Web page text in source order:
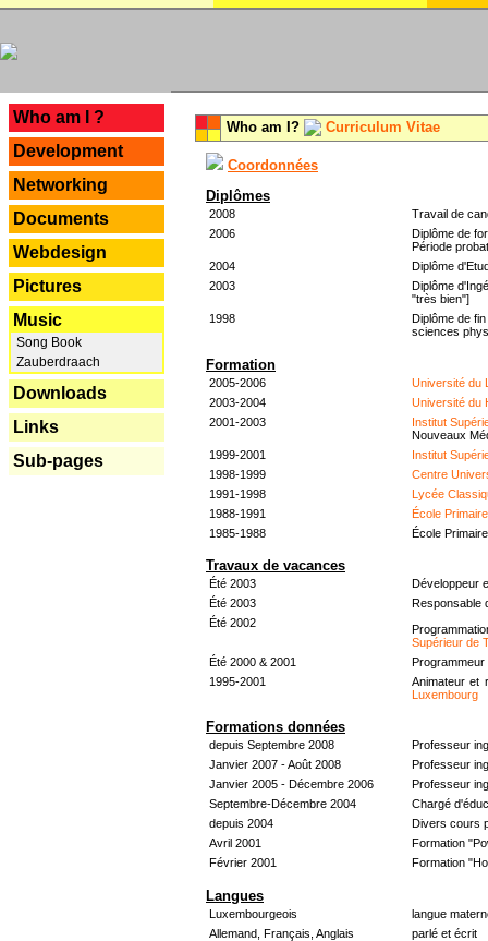
Who am I ?
Development
Networking
Documents
Webdesign
Pictures
Music
Song Book
Zauberdraach
Downloads
Links
Sub-pages
Who am I? Curriculum Vitae
Coordonnées
Diplômes
2008
Travail de
2006
Diplôme de
Période
2004
Diplôme
2003
Diplôme
"très bien"]
1998
Diplôme de
sciences
Formation
2005-2006
Université du
2003-2004
Université du
2001-2003
Institut
Nouveaux
1999-2001
Institut
1998-1999
Centre
1991-1998
Lycée
1988-1991
École
1985-1988
École
Travaux de vacances
Été 2003
Développeur
Été 2003
Responsable
Été 2002
Supérieur de
Été 2000 & 2001
Programmeur
1995-2001
Animateur et
Luxembourg
Formations données
depuis Septembre 2008
Professeur
Janvier 2007 - Août 2008
Professeur
Janvier 2005 - Décembre 2006
Professeur
Septembre-Décembre 2004
Chargé
depuis 2004
Divers cours
Avril 2001
Formation
Février 2001
Formation
Langues
Luxembourgeois
langue
Allemand, Français, Anglais
parlé et écrit